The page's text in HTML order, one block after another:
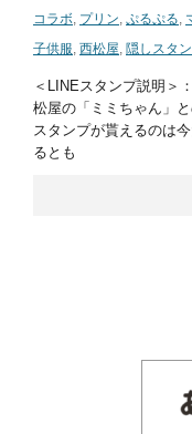
コラボ, プリン, ぷるぷる,
子供服, 西松屋, 隠しスタ
＜LINEスタンプ説明＞
松屋の「ミミちゃん」
スタンプが貰えるのは
るとも